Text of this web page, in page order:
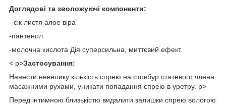
Доглядові та зволожуючі компоненти:
- сік листя алое віра
-пантенол
-молочна кислота Дія суперсильна, миттєвий ефект.
< p>Застосування:
Нанести невелику кількість спрею на стовбур статевого члена
масажними рухами, уникати попадання спрею в уретру. p>
Перед інтимною близькістю видалити залишки спрею вологою